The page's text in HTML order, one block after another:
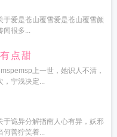
爱是苍山覆雪爱是苍山覆雪颜
闻很多...
点甜
上一世，她识人不清，
，宁浅决定...
诡异分解指南人心有异，妖邪
何善狞笑着...